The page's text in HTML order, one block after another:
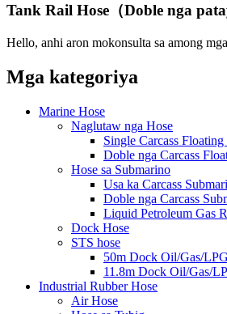
Tank Rail Hose（Doble nga
Hello, anhi aron mokonsulta sa among
Mga kategoriya
Marine Hose
Naglutaw nga Hose
Single Carcass Floating
Doble nga Carcass
Hose sa Submarino
Usa ka Carcass
Doble nga Carcass
Liquid Petroleum Gas
Dock Hose
STS hose
50m Dock Oil/Gas/
11.8m Dock Oil/Gas/
Industrial Rubber Hose
Air Hose